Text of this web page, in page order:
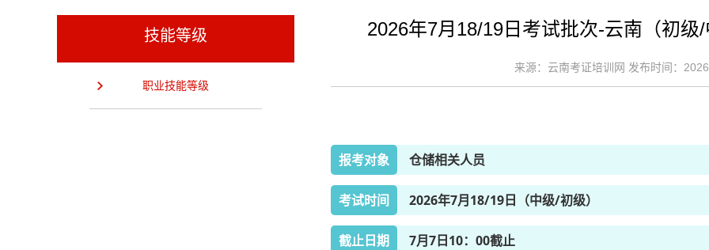
技能等级
职业技能等级
2026年7月18/19日考试批次-云南（初
来源：云南考证培训网 发布时间：
报考对象 仓储相关人员
考试时间 2026年7月18/19日（中级/初级）
截止日期 7月7日10：00截止